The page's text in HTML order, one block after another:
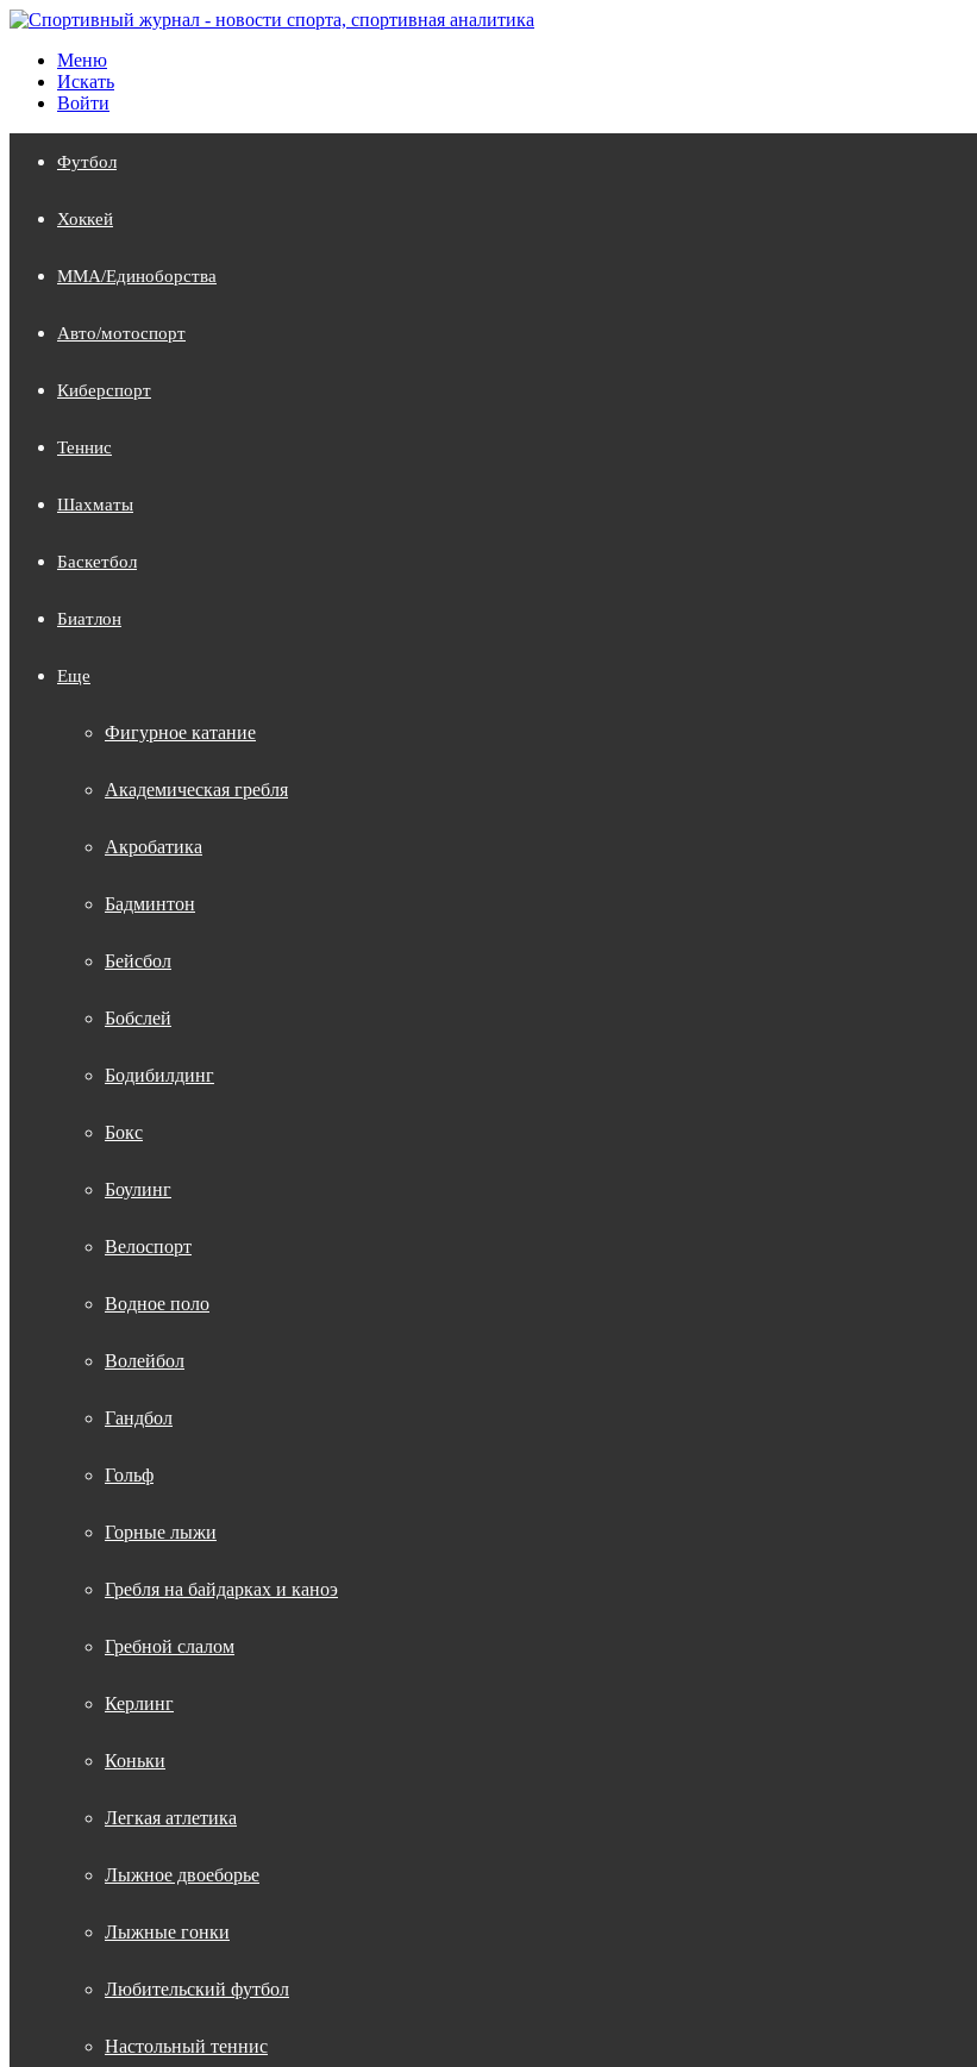
Меню
Искать
Войти
Футбол
Хоккей
MMA/Единоборства
Авто/мотоспорт
Киберспорт
Теннис
Шахматы
Баскетбол
Биатлон
Еще
Фигурное катание
Академическая гребля
Акробатика
Бадминтон
Бейсбол
Бобслей
Бодибилдинг
Бокс
Боулинг
Велоспорт
Водное поло
Волейбол
Гандбол
Гольф
Горные лыжи
Гребля на байдарках и каноэ
Гребной слалом
Керлинг
Коньки
Легкая атлетика
Лыжное двоеборье
Лыжные гонки
Любительский футбол
Настольный теннис